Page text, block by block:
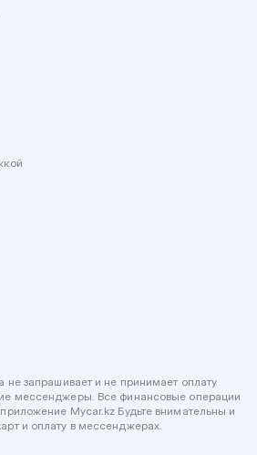
не запрашивает и не принимает оплату
мессенджеры. Все финансовые операции
Mycar.kz Будьте внимательны и
и оплату в мессенджерах.